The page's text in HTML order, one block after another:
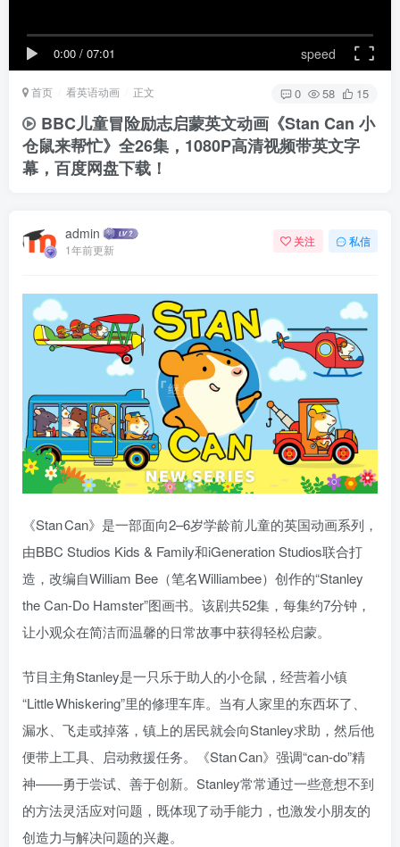
0:00 / 07:01 speed
首页 看英语动画 正文 0 58 15
BBC儿童冒险励志启蒙英文动画《Stan Can 小
仓鼠来帮忙》全26集，1080P高清视频带英文字
幕，百度网盘下载！
admin
1年前更新
关注 私信
《Stan Can》是一部面向2–6岁学龄前儿童的英国动画系列，
由BBC Studios Kids & Family和iGeneration Studios联合打
造，改编自William Bee（笔名Williambee）创作的“Stanley
the Can‑Do Hamster”图画书。该剧共52集，每集约7分钟，
让小观众在简洁而温馨的日常故事中获得轻松启蒙。
节目主角Stanley是一只乐于助人的小仓鼠，经营着小镇
“Little Whiskering”里的修理车库。当有人家里的东西坏了、
漏水、飞走或掉落，镇上的居民就会向Stanley求助，然后他
便带上工具、启动救援任务。《Stan Can》强调“can‑do”精
神——勇于尝试、善于创新。Stanley常常通过一些意想不到
的方法灵活应对问题，既体现了动手能力，也激发小朋友的
创造力与解决问题的兴趣。